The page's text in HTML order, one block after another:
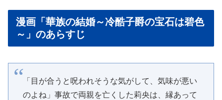
漫画「華族の結婚～冷酷子爵の宝石は碧色
～」のあらすじ
「目が合うと呪われそうな気がして、気味が悪い
のよね」事故で両親を亡くした莉央は、縁あって